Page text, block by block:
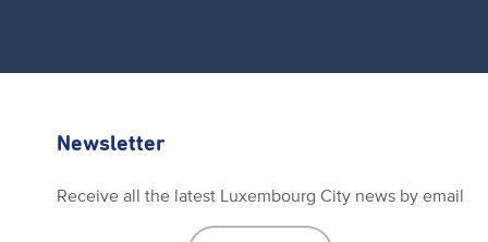
Newsletter
Receive all the latest Luxembourg City news by email